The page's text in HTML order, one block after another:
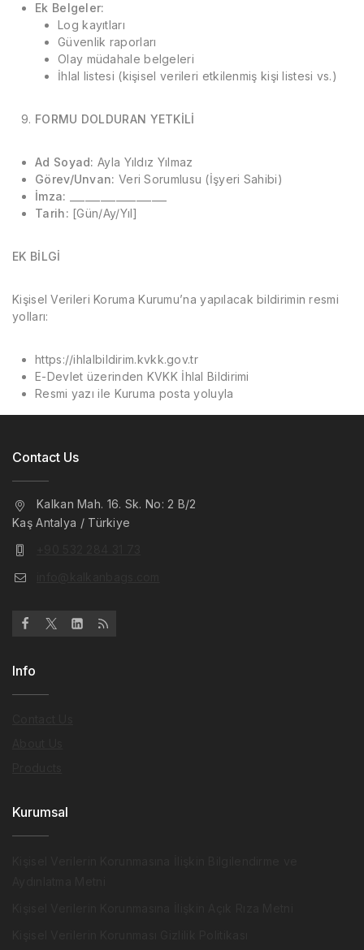
Ek Belgeler:
Log kayıtları
Güvenlik raporları
Olay müdahale belgeleri
İhlal listesi (kişisel verileri etkilenmiş kişi listesi vs.)
FORMU DOLDURAN YETKİLİ
Ad Soyad: Ayla Yıldız Yılmaz
Görev/Unvan: Veri Sorumlusu (İşyeri Sahibi)
İmza:
Tarih: [Gün/Ay/Yıl]
EK BİLGİ
Kişisel Verileri Koruma Kurumu’na yapılacak bildirimin resmi
yolları:
https://ihlalbildirim.kvkk.gov.tr
E-Devlet üzerinden KVKK İhlal Bildirimi
Resmi yazı ile Kuruma posta yoluyla
Contact Us
Kalkan Mah. 16. Sk. No: 2 B/2
Kaş Antalya / Türkiye
Info
Kurumsal